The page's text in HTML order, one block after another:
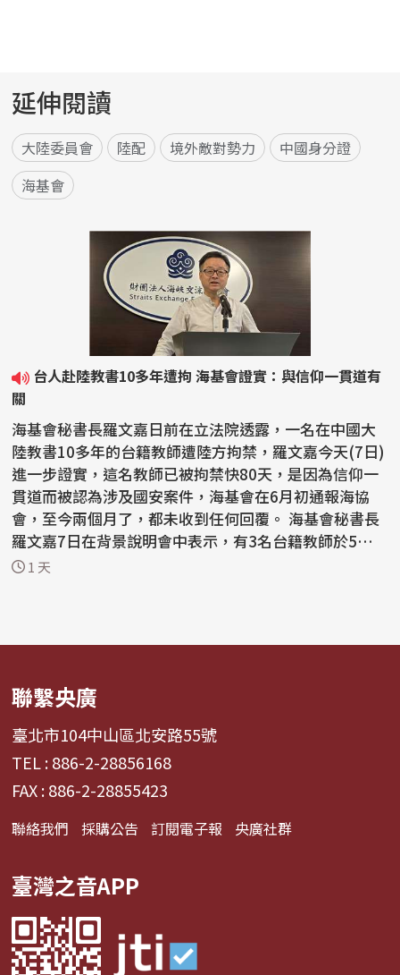
延伸閱讀
大陸委員會 陸配 境外敵對勢力
中國身分證
海基會
關
海基會秘書長羅文嘉日前在立法院透露，一名在中國大
陸教書10多年的台籍教師遭陸方拘禁，羅文嘉今天(7日)
進一步證實，這名教師已被拘禁快80天，是因為信仰一
貫道而被認為涉及國安案件，海基會在6月初通報海協
會，至今兩個月了，都未收到任何回覆。 海基會秘書長
羅文嘉7日在背景說明會中表示，有3名台籍教師於5月下
旬在...
1 天
聯繫央廣
臺北市104中山區北安路55號
TEL : 886-2-28856168
FAX : 886-2-28855423
聯絡我們 採購公告 訂閱電子報 央廣社群
臺灣之音APP